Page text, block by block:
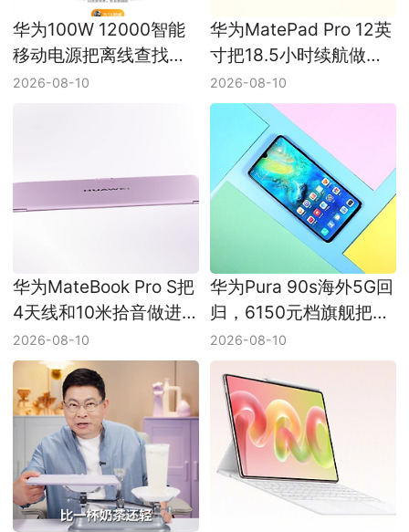
华为100W 12000智能
移动电源把离线查找接
进负一屏，充电宝开始
2026-08-10
华为MatePad Pro 12英
寸把18.5小时续航做进
439g机身，53分钟充
满继续冲主力平板
2026-08-10
华为MateBook Pro S把
4天线和10米拾音做进
798g机身，鸿蒙轻薄本
开始补信号短板
2026-08-10
华为Pura 90s海外5G回
归，6150元档旗舰把
200MP长焦重新带回国
际市场
2026-08-10